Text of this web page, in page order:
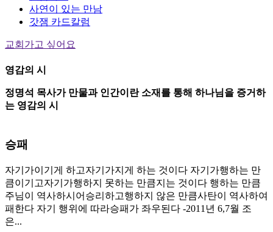
사연이 있는 만남
갓잼 카드칼럼
교회가고 싶어요
영감의 시
정명석 목사가 만물과 인간이란 소재를 통해 하나님을 증거하
는 영감의 시
승패
자기가이기게 하고자기가지게 하는 것이다 자기가행하는 만
큼이기고자기가행하지 못하는 만큼지는 것이다 행하는 만큼
주님이 역사하시어승리하고행하지 않은 만큼사탄이 역사하여
패한다 자기 행위에 따라승패가 좌우된다 -2011년 6,7월 조
은...